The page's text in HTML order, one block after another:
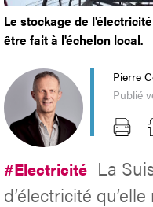
Le stockage de
être fait à l'échelon local.
Pierre
Publié
#Electricité La
d’électricité